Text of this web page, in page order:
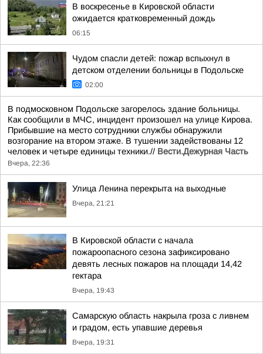
В воскресенье в Кировской области
ожидается кратковременный дождь
06:15
Чудом спасли детей: пожар вспыхнул в
детском отделении больницы в Подольске
02:00
В подмосковном Подольске загорелось здание больницы.
Как сообщили в МЧС, инцидент произошел на улице Кирова.
Прибывшие на место сотрудники службы обнаружили
возгорание на втором этаже. В тушении задействованы 12
человек и четыре единицы техники.// Вести.Дежурная Часть
Вчера, 22:36
Улица Ленина перекрыта на выходные
Вчера, 21:21
В Кировской области с начала
пожароопасного сезона зафиксировано
девять лесных пожаров на площади 14,42
гектара
Вчера, 19:43
Самарскую область накрыла гроза с ливнем
и градом, есть упавшие деревья
Вчера, 19:31